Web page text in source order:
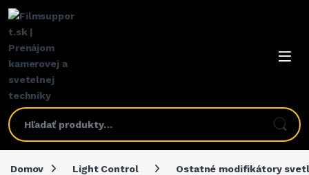
Domov Light Control Ostatné modifikátory